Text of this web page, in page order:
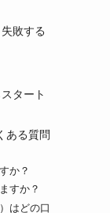
敗する
タート
ある質問
か？
すか？
はどの口